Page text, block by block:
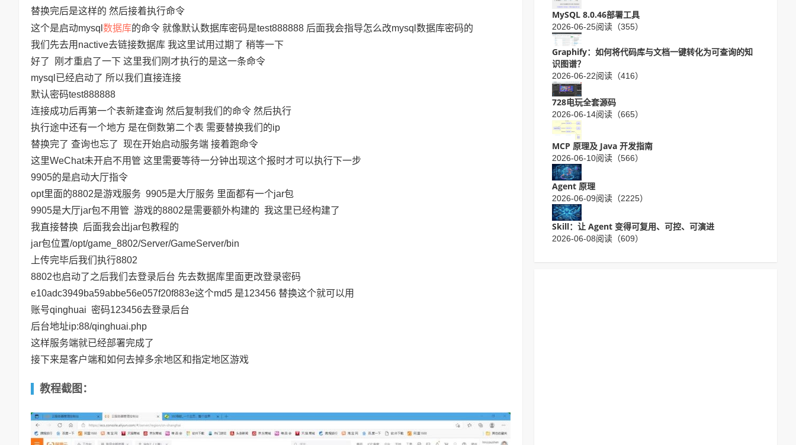
替换完后是这样的 然后接着执行命令
这个是启动mysql 数据库的命令 就像默认数据库密码是test888888 后面我会指导怎么改mysql数据库密码的
我们先去用nactive去链接数据库 我这里试用过期了 稍等一下
好了 刚才重启了一下 这里我们刚才执行的是这一条命令
mysql已经启动了 所以我们直接连接
默认密码test888888
连接成功后再第一个表新建查询 然后复制我们的命令 然后执行
执行途中还有一个地方 是在倒数第二个表 需要替换我们的ip
替换完了 查询也忘了 现在开始启动服务端 接着跑命令
这里WeChat未开启不用管 这里需要等待一分钟出现这个报时才可以执行下一步
9905的是启动大厅指令
opt里面的8802是游戏服务 9905是大厅服务 里面都有一个jar包
9905是大厅jar包不用管 游戏的8802是需要额外构建的 我这里已经构建了
我直接替换 后面我会出jar包教程的
jar包位置/opt/game_8802/Server/GameServer/bin
上传完毕后我们执行8802
8802也启动了之后我们去登录后台 先去数据库里面更改登录密码
e10adc3949ba59abbe56e057f20f883e这个md5 是123456 替换这个就可以用
账号qinghuai 密码123456去登录后台
后台地址ip:88/qinghuai.php
这样服务端就已经部署完成了
接下来是客户端和如何去掉多余地区和指定地区游戏
教程截图：
MySQL 8.0.46部署工具
2026-06-25阅读（355）
Graphify：如何将代码库与文档一键转化为可查询的知
识图谱？
2026-06-22阅读（416）
728电玩全套源码
2026-06-14阅读（665）
MCP 原理及 Java 开发指南
2026-06-10阅读（566）
Agent 原理
2026-06-09阅读（2225）
Skill：让 Agent 变得可复用、可控、可演进
2026-06-08阅读（609）